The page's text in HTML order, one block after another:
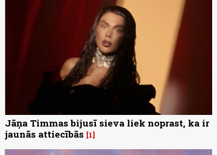
Jāņa Timmas bijusī sieva liek noprast, ka ir
jaunās attiecībās 1